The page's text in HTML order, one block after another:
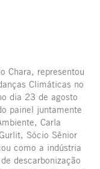
Chara, representou
Climáticas no
dia 23 de agosto
painel juntamente
Carla
Sócio Sênior
como a indústria
descarbonização